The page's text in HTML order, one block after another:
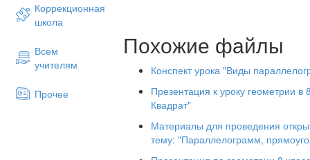
Коррекционная
школа
Всем
учителям
Прочее
Диагонали:
Диагонали:
- точкой пересечения делятся
- точкой пересечения делятся
- равны
Похожие файлы
Конспект урока "Виды
Презентация к уроку геометрии
Квадрат"
Материалы для проведения
тему: "Параллелограмм,